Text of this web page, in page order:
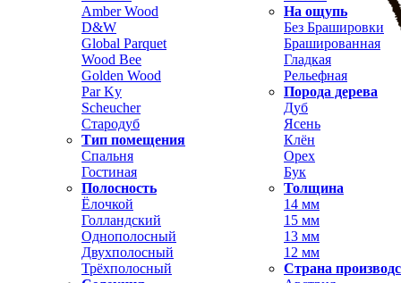
Amber Wood
D&W
Global Parquet
Wood Bee
Golden Wood
Par Ky
Scheucher
Стародуб
Тип помещения
Спальня
Гостиная
Полосность
Ёлочкой
Голландский
Однополосный
Двухполосный
Трёхполосный
На ощупь
Без Брашировки
Брашированная
Гладкая
Рельефная
Порода дерева
Дуб
Ясень
Клён
Орех
Бук
Толщина
14 мм
15 мм
13 мм
12 мм
Страна